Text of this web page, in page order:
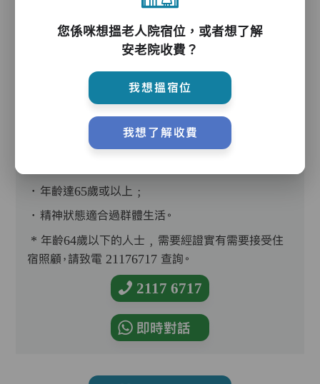
護理評估、執藥、核派藥、量度生命表徵、協助沐
入住條件
．年齡達65歲或以上﹔
．精神狀態適合過群體生活。
* 年齡64歲以下的人士﹐需要經證實有需要接受住
宿照顧，請致電 21176717 查詢。
2117 6717
即時對話
您係咪想搵老人院宿位，或者想了解
安老院收費？
我想搵宿位
我想了解收費